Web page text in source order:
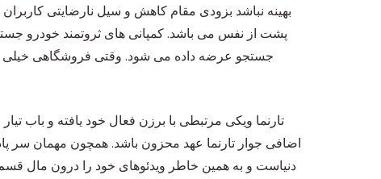
بهینه نباشد بزودی مقام کاهش و سیل نارضایتی
پشت از نفس می باشد. کمپانی های ثروتمند خودرو
جستجو عرضه داده می شود. وقتی فروشگاهی خیلی
تارنما ویکی مرتبطی با برزن فعال خود یافته و باب
اضافی جوار تارنما عهد محزون باشد. همچون مهمان سر
دنیاست و به همین خاطر ویدئوهای خود را درون مال قسم